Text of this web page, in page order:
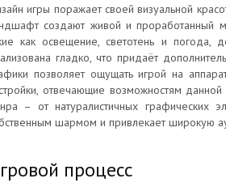
игры поражает своей визуальной
создают живой и проработанный
как освещение, светотень и погода,
гладко, что придаёт
позволяет ощущать игрой на
отвечающие возможностям
– от натуралистичных графических
шармом и привлекает широкую
процесс